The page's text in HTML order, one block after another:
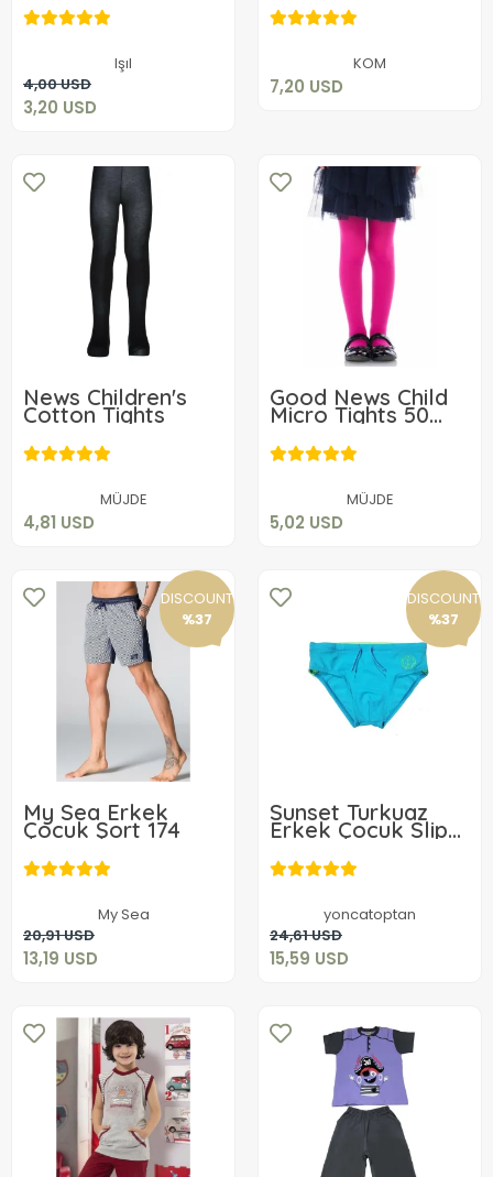
Işıl
4,00 USD
3,20 USD
3,20 USD
Add to cart KOM
7,20 USD
7,20 USD
News Children's
Cotton Tights
MÜJDE
4,81 USD
4,81 USD
Good News Child
Micro Tights 50
Denier
MÜJDE
5,02 USD
5,02 USD
DISCOUNT
%37
My Sea Erkek
Çocuk Şort 174
My Sea
20,91 USD
13,19 USD
13,19 USD
Add to cart
DISCOUNT
%37
Sunset Turkuaz
Erkek Çocuk Slip
Mayo
yoncatoptan
24,61 USD
15,59 USD
15,59 USD
Add to cart